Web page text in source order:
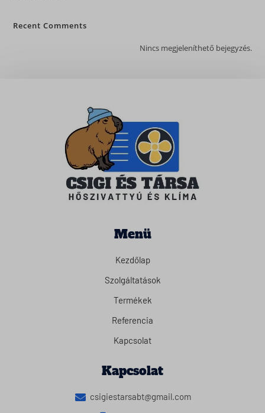
Recent Comments
Nincs megjeleníthető bejegyzés.
Menü
Kezdőlap
Szolgáltatások
Termékek
Referencia
Kapcsolat
Kapcsolat
csigiestarsabt@gmail.com